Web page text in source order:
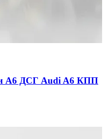
А6 ДСГ Audi A6 КПП